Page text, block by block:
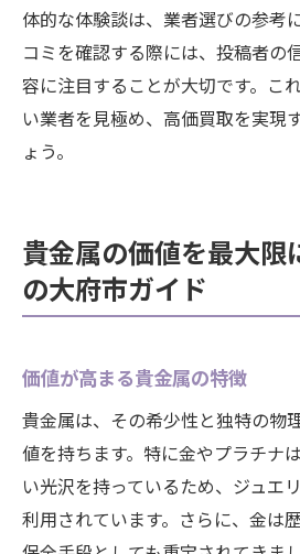
体的な体験談は、業者選びの参考
コミを確認する際には、投稿者の
容に注目することが大切です。こ
い業者を見極め、高価買取を実現
ょう。
貴金属の価値を最大限
の大府市ガイド
価値が高まる貴金属の特徴
貴金属は、その希少性と独特の物
値を持ちます。特に金やプラチナ
い光沢を持っているため、ジュエ
利用されています。さらに、金は